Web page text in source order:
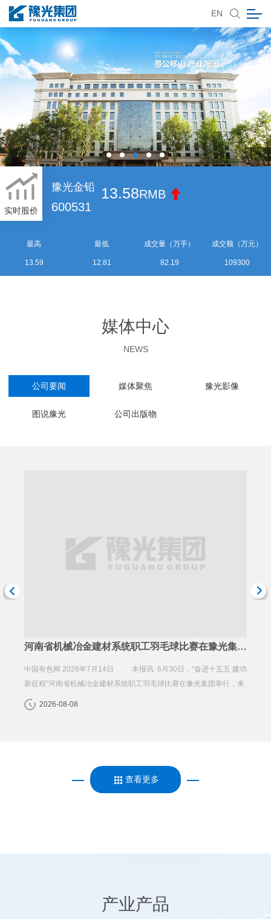
EN
实时股价
豫光金铅
600531
13.58RMB
最高
13.59
最低
12.81
成交量（万手）
82.19
成交额（万元）
109300
媒体中心
NEWS
公司要闻 媒体聚焦 豫光影像
图说豫光 公司出版物
Turning world's by-products into treasure
Tech advances help nation's key nonferrous metal giant expand
rapidly worldwide By Yin Mingyue | China Daily | Updated: 2026-
07-28 ...
2026-07-28
查看更多
产业产品